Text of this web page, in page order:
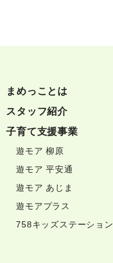
まめっことは
スタッフ紹介
子育て支援事業
遊モア 柳原
遊モア 平安通
遊モア あじま
遊モアプラス
758キッズステーション